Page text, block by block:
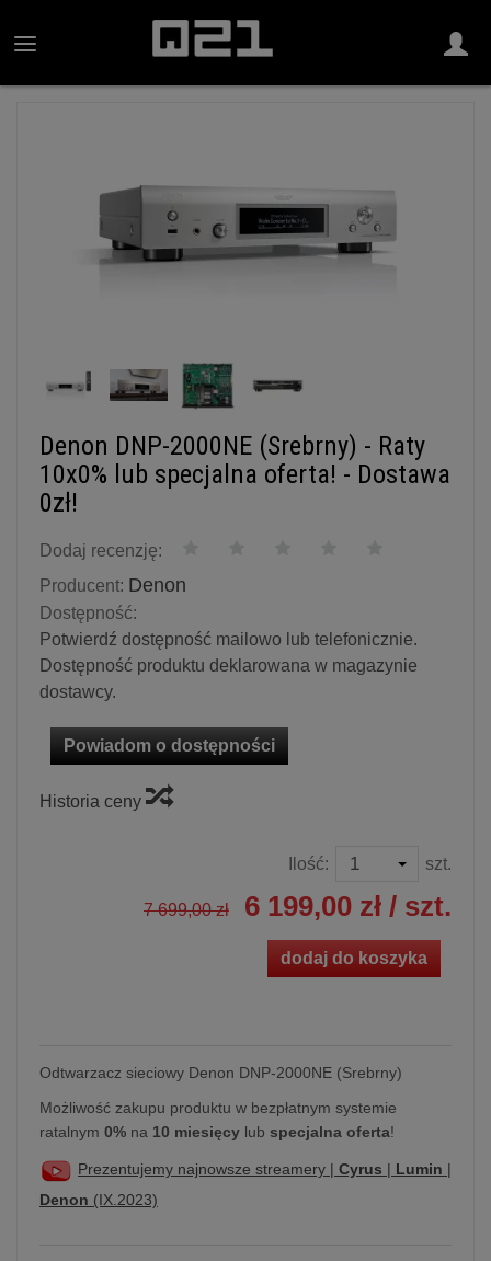
Denon DNP-2000NE (Srebrny) - Raty
10x0% lub specjalna oferta! - Dostawa
0zł!
Dodaj recenzję:
Producent: Denon
Dostępność:
Potwierdź dostępność mailowo lub telefonicznie.
Dostępność produktu deklarowana w magazynie
dostawcy.
Powiadom o dostępności
Historia ceny
Ilość: szt.
7 699,00 zł 6 199,00 zł / szt.
dodaj do koszyka
Odtwarzacz sieciowy Denon DNP-2000NE (Srebrny)
Możliwość zakupu produktu w bezpłatnym systemie
ratalnym 0% na 10 miesięcy lub specjalna oferta!
Prezentujemy najnowsze streamery | Cyrus | Lumin |
Denon (IX.2023)